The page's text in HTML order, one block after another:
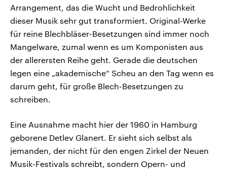
Arrangement, das die Wucht und Bedrohlichkeit
dieser Musik sehr gut transformiert. Original-Werke
für reine Blechbläser-Besetzungen sind immer noch
Mangelware, zumal wenn es um Komponisten aus
der allerersten Reihe geht. Gerade die deutschen
legen eine „akademische“ Scheu an den Tag wenn es
darum geht, für große Blech-Besetzungen zu
schreiben.
Eine Ausnahme macht hier der 1960 in Hamburg
geborene Detlev Glanert. Er sieht sich selbst als
jemanden, der nicht für den engen Zirkel der Neuen
Musik-Festivals schreibt, sondern Opern- und